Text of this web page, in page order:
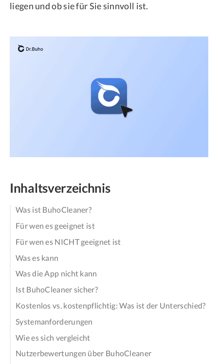
liegen und ob sie für Sie sinnvoll ist.
Inhaltsverzeichnis
Was ist BuhoCleaner?
Für wen es geeignet ist
Für wen es NICHT geeignet ist
Was es kann
Was die App nicht kann
Ist BuhoCleaner sicher?
Kostenlos vs. kostenpflichtig: Was ist der Unterschied?
Systemanforderungen
Wie es sich vergleicht
Nutzerbewertungen über BuhoCleaner